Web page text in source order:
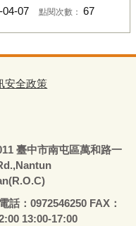
04-07 點閱次數：67
安全政策
臺中市南屯區萬和路一
話：0972546250 FAX：
13:00-17:00